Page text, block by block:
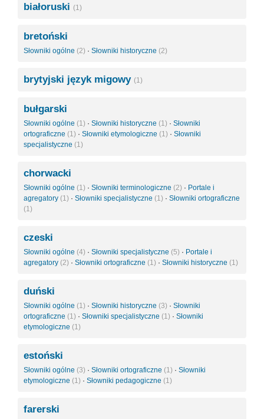
białoruski (1)
bretoński
Słowniki ogólne (2) · Słowniki historyczne (2)
brytyjski język migowy (1)
bułgarski
Słowniki ogólne (1) · Słowniki historyczne (1) · Słowniki
ortograficzne (1) · Słowniki etymologiczne (1) · Słowniki
specjalistyczne (1)
chorwacki
Słowniki ogólne (1) · Słowniki terminologiczne (2) · Portale i
agregatory (1) · Słowniki specjalistyczne (1) · Słowniki ortograficzne
(1)
czeski
Słowniki ogólne (4) · Słowniki specjalistyczne (5) · Portale i
agregatory (2) · Słowniki ortograficzne (1) · Słowniki historyczne (1)
duński
Słowniki ogólne (1) · Słowniki historyczne (3) · Słowniki
ortograficzne (1) · Słowniki specjalistyczne (1) · Słowniki
etymologiczne (1)
estoński
Słowniki ogólne (3) · Słowniki ortograficzne (1) · Słowniki
etymologiczne (1) · Słowniki pedagogiczne (1)
farerski